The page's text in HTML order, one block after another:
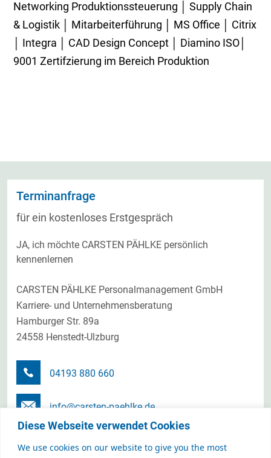
Diese Webseite verwendet Cookies
We use cookies on our website to give you the most
Networking Produktionssteuerung │ Supply Chain
& Logistik │ Mitarbeiterführung │ MS Office │ Citrix
│ Integra │ CAD Design Concept │ Diamino ISO│
9001 Zertifzierung im Bereich Produktion
Terminanfrage
für ein kostenloses Erstgespräch
JA, ich möchte CARSTEN PÄHLKE persönlich
kennenlernen
CARSTEN PÄHLKE Personalmanagement GmbH
Karriere- und Unternehmensberatung
Hamburger Str. 89a
24558 Henstedt-Ulzburg
04193 880 660
info@carsten-paehlke.de
Terminanfrage senden